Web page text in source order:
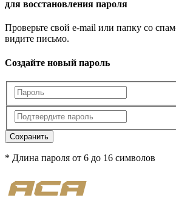
для восстановления пароля
Проверьте свой e-mail или папку со
видите письмо.
Создайте новый пароль
Сохранить
* Длина пароля от 6 до 16 символов